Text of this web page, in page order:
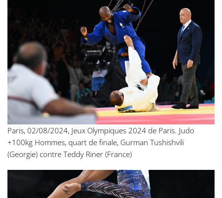
Paris, 02/08/2024, Jeux Olympiques 2024 de Paris. Judo
+100kg Hommes, quart de finale, Gurman Tushishvili
(Georgie) contre Teddy Riner (France)